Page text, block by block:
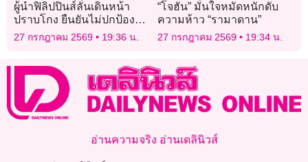
ผู้นำฟิลิปปินส์ลั่นเดินหน้า
ปราบโกง ยืนยันไม่ปกป้องคน
ใกล้ชิด
27 กรกฎาคม 2569 19:36 น.
“โจฮัน” มั่นใจหมัดหนักดับ
ความห้าว “รามาดาน”
27 กรกฎาคม 2569 19:34 น.
อ่านความจริง อ่านเดลินิวส์